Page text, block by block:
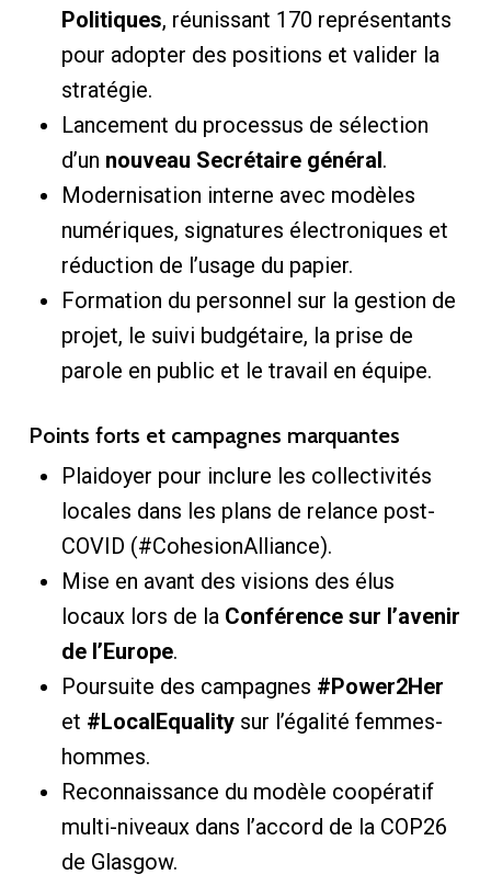
Politiques, réunissant 170 représentants
pour adopter des positions et valider la
stratégie.
Lancement du processus de sélection
d’un nouveau Secrétaire général.
Modernisation interne avec modèles
numériques, signatures électroniques et
réduction de l’usage du papier.
Formation du personnel sur la gestion de
projet, le suivi budgétaire, la prise de
parole en public et le travail en équipe.
Points forts et campagnes marquantes
Plaidoyer pour inclure les collectivités
locales dans les plans de relance post-
COVID (#CohesionAlliance).
Mise en avant des visions des élus
locaux lors de la Conférence sur l’avenir
de l’Europe.
Poursuite des campagnes #Power2Her
et #LocalEqualitysur l’égalité femmes-
hommes.
Reconnaissance du modèle coopératif
multi-niveaux dans l’accord de la COP26
de Glasgow.